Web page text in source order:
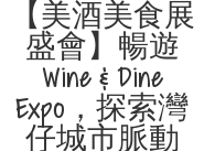
【美酒美食展
盛會】暢遊
Wine & Dine
Expo，探索灣
仔城市脈動